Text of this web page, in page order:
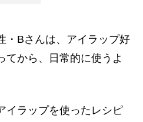
Bさんは、アイラップ好
てから、日常的に使うよ
イラップを使ったレシピ